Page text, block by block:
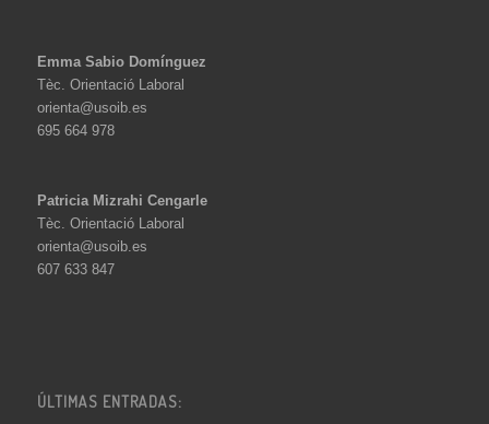
Emma Sabio Domínguez
Tèc. Orientació Laboral
orienta@usoib.es
695 664 978
Patricia Mizrahi Cengarle
Tèc. Orientació Laboral
orienta@usoib.es
607 633 847
ÚLTIMAS ENTRADAS: